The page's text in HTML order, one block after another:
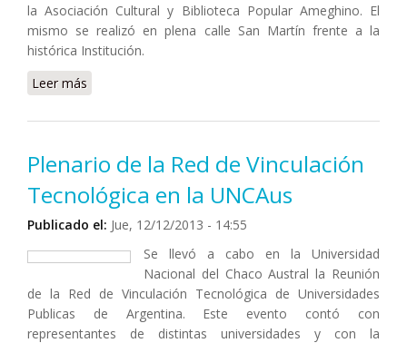
la Asociación Cultural y Biblioteca Popular Ameghino. El
mismo se realizó en plena calle San Martín frente a la
histórica Institución.
Leer más
UNLu
Plenario de la Red de Vinculación
Tecnológica en la UNCAus
Publicado el: Jue, 12/12/2013 - 14:55
Se llevó a cabo en la Universidad
Nacional del Chaco Austral la Reunión
de la Red de Vinculación Tecnológica de Universidades
Publicas de Argentina. Este evento contó con
representantes de distintas universidades y con la